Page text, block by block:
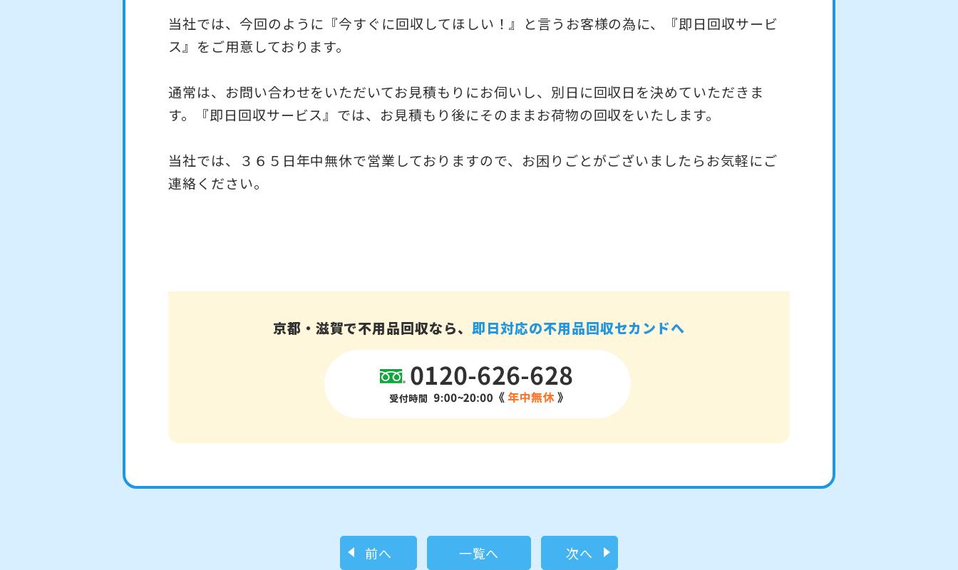
当社では、今回のように『今すぐに回収してほしい！』と言うお客様の為に、『即日回収サービ
ス』をご用意しております。
通常は、お問い合わせをいただいてお見積もりにお伺いし、別日に回収日を決めていただきま
す。『即日回収サービス』では、お見積もり後にそのままお荷物の回収をいたします。
当社では、３６５日年中無休で営業しておりますので、お困りごとがございましたらお気軽にご
連絡ください。
京都・滋賀で不用品回収なら、即日対応の不用品回収セカンドへ
前へ 一覧へ 次へ